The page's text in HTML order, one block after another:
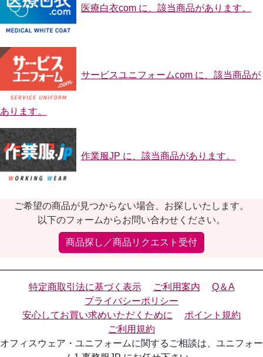
医療白衣com に、該当商品があります。
サービスユニフォームcom に、該当商品が
あります。
作業服JP に、該当商品があります。
ご希望の商品が見つからない場合、お探しいたします。
以下のフォームからお問い合わせください。
商品探し／商品リクエスト受付
特定商取引法に基づく表示 ご利用案内
Q＆A
プライバシーポリシー
安心してお買い求めいただくために
ポイント規約
ご利用規約
オフィスウェア・ユニフォームに関するご相談は、ユニフォー